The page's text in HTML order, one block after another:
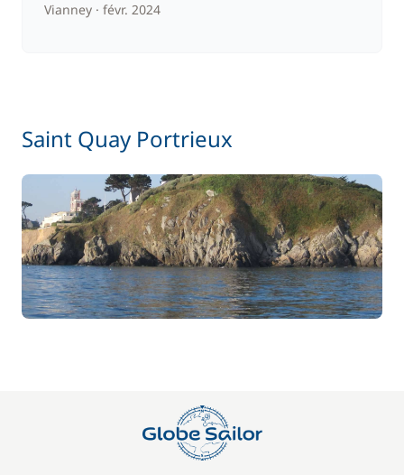
Vianney févr. 2024
Saint Quay Portrieux